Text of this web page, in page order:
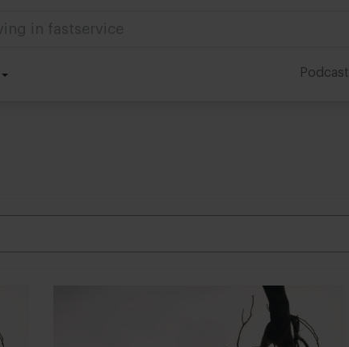
in fastservice
Podcast